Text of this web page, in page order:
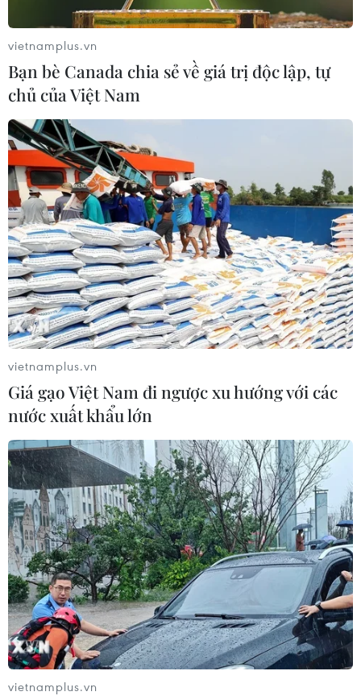
Mỹ cam kết đường lối ngoại giao ở vấn đề
hạt nhân Iran
20/03/2014 15:01
Washington cam kết theo đuổi kênh ngoại giao trong
giải quyết hồ sơ hạt nhân Iran vì đây là nền tảng của
một giải pháp khả thi.
Quốc hội Mỹ yêu cầu chính quyền cứng
rắn với Iran
19/03/2014 03:20
Đa số nghị sỹ của cả hai viện đã gửi thư lên Tổng thống
Obama yêu cầu giữ lập trường cứng rắn về chương
trình hạt nhân Iran.
vietnamplus.vn
Bạn bè Canada chia sẻ về giá trị độc lập, tự
chủ của Việt Nam
vietnamplus.vn
Giá gạo Việt Nam đi ngược xu hướng với các
nước xuất khẩu lớn
vietnamplus.vn